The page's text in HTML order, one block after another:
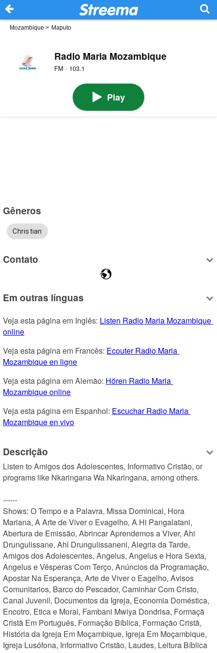
Mozambique > Maputo
Radio Maria Mozambique
FM · 103.1
Play
Gêneros
Christian
Contato
Em outras línguas
Veja esta página em Inglês: Listen Radio Maria Mozambique
online
Veja esta página em Francês: Ecouter Radio Maria
Mozambique en ligne
Veja esta página em Alemão: Hören Radio Maria
Mozambique online
Veja esta página em Espanhol: Escuchar Radio Maria
Mozambique en vivo
Descrição
Listen to Amigos dos Adolescentes, Informativo Cristão, or
programs like Nkaringana Wa Nkaringana, among others.
------
Shows: O Tempo e a Palavra, Missa Dominical, Hora
Mariana, A Arte de Viver o Evagelho, A Hi Pangalatani,
Abertura de Emissão, Abrincar Aprendemos a Viver, Ahi
Drungulissane, Ahi Drungulissaneni, Alegria da Tarde,
Amigos dos Adolescentes, Angelus, Angelus e Hora Sexta,
Angelus e Vésperas Com Terço, Anúncios da Programação,
Apostar Na Esperança, Arte de Viver o Eagelho, Avisos
Comunitarios, Barco do Pescador, Caminhar Com Cristo,
Canal Juvenil, Documentos da Igreja, Economia Doméstica,
Encotro, Etica e Moral, Fambani Mwiya Dondrisa, Formaçã
Cristã Em Português, Formação Bíblica, Formação Cristã,
História da Igreja Em Moçambique, Igreja Em Moçambique,
Igreja Lusófona, Informativo Cristão, Laudes, Leitura Bíblica